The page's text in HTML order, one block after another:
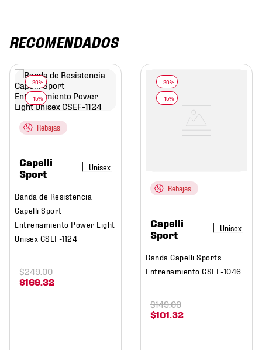
RECOMENDADOS
Rebajas
Capelli
Sport
Banda de Resistencia
Capelli Sport
Entrenamiento Power Light
Unisex CSEF-1124
$169 32
$249.00
Rebajas
Capelli
Sport
Banda Capelli Sports
Entrenamiento CSEF-1046
$101 32
$149.00